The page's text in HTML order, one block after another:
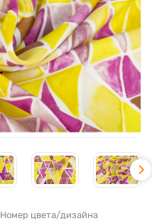
Номер цвета/дизайна